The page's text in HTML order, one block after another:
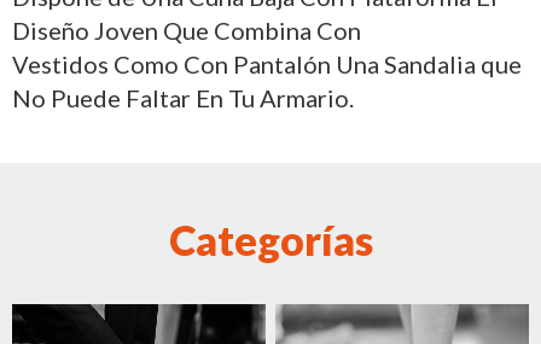
Diseño Joven Que Combina Con
Vestidos Como Con Pantalón Una Sandalia que
No Puede Faltar En Tu Armario.
Categorías